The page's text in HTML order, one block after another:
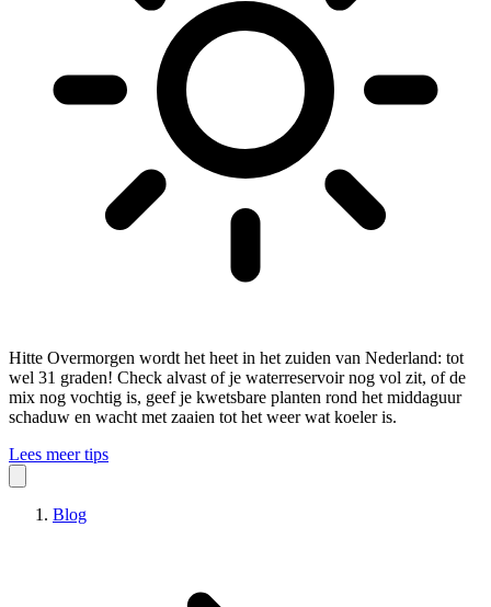
Hitte Overmorgen wordt het heet in het zuiden van Nederland: tot
wel 31 graden! Check alvast of je waterreservoir nog vol zit, of de
mix nog vochtig is, geef je kwetsbare planten rond het middaguur
schaduw en wacht met zaaien tot het weer wat koeler is.
Lees meer tips
Blog